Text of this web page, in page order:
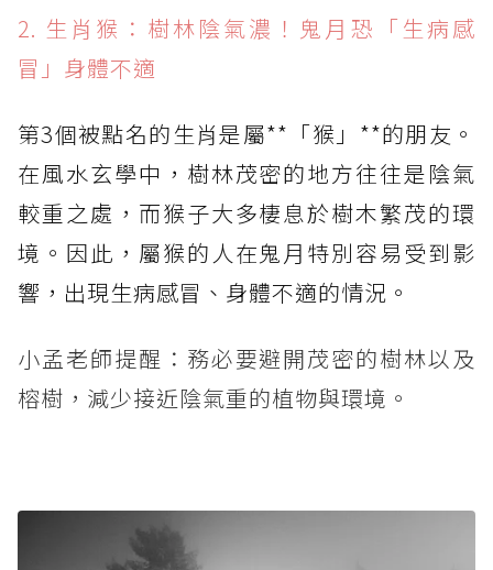
2. 生肖猴：樹林陰氣濃！鬼月恐「生病感
冒」身體不適
第3個被點名的生肖是屬**「猴」**的朋友。
在風水玄學中，樹林茂密的地方往往是陰氣
較重之處，而猴子大多棲息於樹木繁茂的環
境。因此，屬猴的人在鬼月特別容易受到影
響，出現生病感冒、身體不適的情況。
小孟老師提醒：務必要避開茂密的樹林以及
榕樹，減少接近陰氣重的植物與環境。